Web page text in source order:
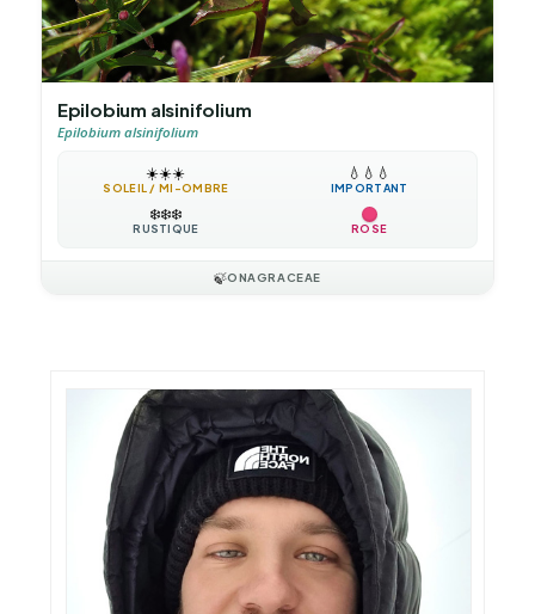
Epilobium alsinifolium
Epilobium alsinifolium
☀️☀️☀️
SOLEIL / MI-OMBRE
💧 💧 💧
IMPORTANT
❄️❄️❄️
RUSTIQUE ROSE
🍃ONAGRACEAE